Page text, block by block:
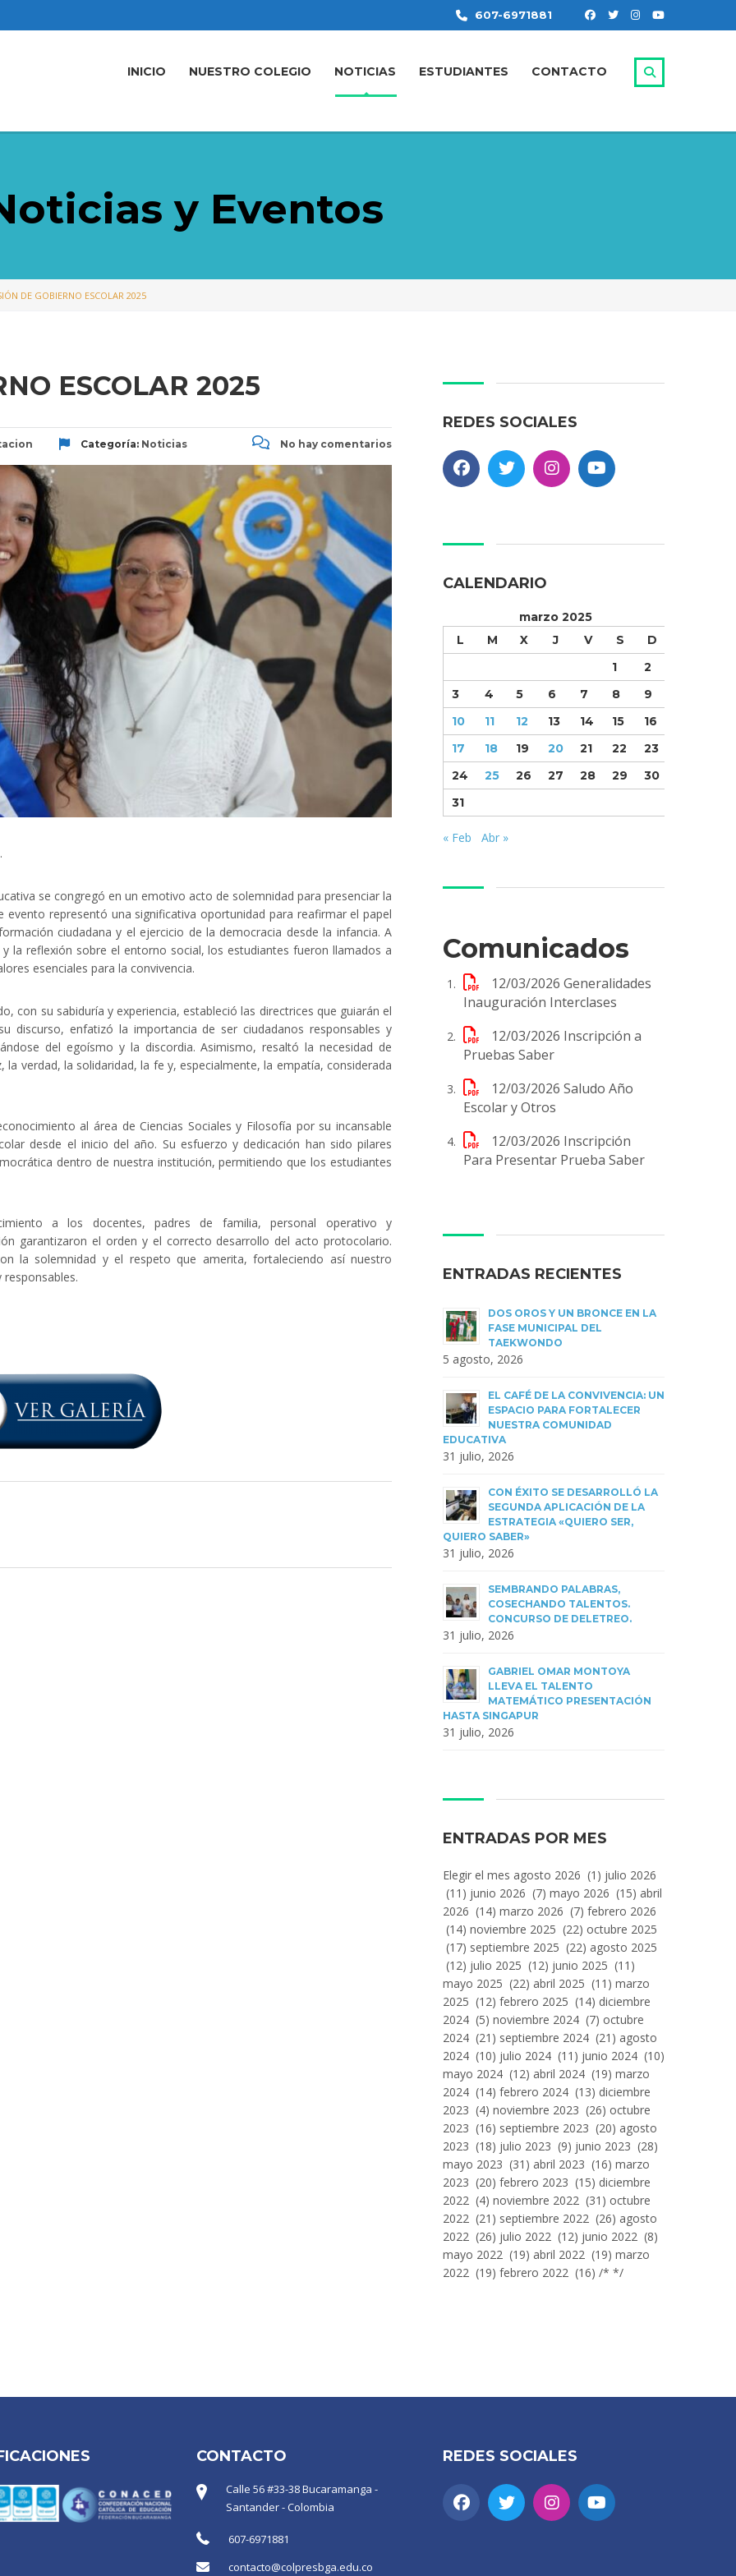
607-6971881
INICIO NUESTRO COLEGIO NOTICIAS ESTUDIANTES CONTACTO
y Eventos
DE GOBIERNO ESCOLAR 2025
ESCOLAR 2025
Categoría: Noticias No hay comentarios
se congregó en un emotivo acto de solemnidad para presenciar la
evento representó una significativa oportunidad para reafirmar el papel
ciudadana y el ejercicio de la democracia desde la infancia. A
la reflexión sobre el entorno social, los estudiantes fueron llamados a
esenciales para la convivencia.
con su sabiduría y experiencia, estableció las directrices que guiarán el
discurso, enfatizó la importancia de ser ciudadanos responsables y
del egoísmo y la discordia. Asimismo, resaltó la necesidad de
verdad, la solidaridad, la fe y, especialmente, la empatía, considerada
al área de Ciencias Sociales y Filosofía por su incansable
desde el inicio del año. Su esfuerzo y dedicación han sido pilares
dentro de nuestra institución, permitiendo que los estudiantes
a los docentes, padres de familia, personal operativo y
garantizaron el orden y el correcto desarrollo del acto protocolario.
la solemnidad y el respeto que amerita, fortaleciendo así nuestro
REDES SOCIALES
CALENDARIO
marzo 2025
L
M X J V S
D
1
2
3
4 5 6 7 8
9
10
11 12 13 14 15
16
17
18 19 20 21 22
23
24
25 26 27 28 29
30
31
« Feb Abr »
Comunicados
12/03/2026 Generalidades
Inauguración Interclases
12/03/2026 Inscripción a
Pruebas Saber
12/03/2026 Saludo Año
Escolar y Otros
12/03/2026 Inscripción
Para Presentar Prueba Saber
ENTRADAS RECIENTES
DOS OROS Y UN BRONCE EN LA
FASE MUNICIPAL DEL
TAEKWONDO
5 agosto, 2026
EL CAFÉ DE LA CONVIVENCIA: UN
ESPACIO PARA FORTALECER
NUESTRA COMUNIDAD
EDUCATIVA
31 julio, 2026
CON ÉXITO SE DESARROLLÓ LA
SEGUNDA APLICACIÓN DE LA
ESTRATEGIA «QUIERO SER,
QUIERO SABER»
31 julio, 2026
SEMBRANDO PALABRAS,
COSECHANDO TALENTOS.
CONCURSO DE DELETREO.
31 julio, 2026
GABRIEL OMAR MONTOYA
LLEVA EL TALENTO
MATEMÁTICO PRESENTACIÓN
HASTA SINGAPUR
31 julio, 2026
ENTRADAS POR MES
Entradas
Por
Mes
Elegir el mes agosto 2026 (1) julio 2026
(11) junio 2026 (7) mayo 2026 (15) abril
2026 (14) marzo 2026 (7) febrero 2026
(14) noviembre 2025 (22) octubre 2025
(17) septiembre 2025 (22) agosto 2025
(12) julio 2025 (12) junio 2025 (11)
mayo 2025 (22) abril 2025 (11) marzo
2025 (12) febrero 2025 (14) diciembre
2024 (5) noviembre 2024 (7) octubre
2024 (21) septiembre 2024 (21) agosto
2024 (10) julio 2024 (11) junio 2024 (10)
mayo 2024 (12) abril 2024 (19) marzo
2024 (14) febrero 2024 (13) diciembre
2023 (4) noviembre 2023 (26) octubre
2023 (16) septiembre 2023 (20) agosto
2023 (18) julio 2023 (9) junio 2023 (28)
mayo 2023 (31) abril 2023 (16) marzo
2023 (20) febrero 2023 (15) diciembre
2022 (4) noviembre 2022 (31) octubre
2022 (21) septiembre 2022 (26) agosto
2022 (26) julio 2022 (12) junio 2022 (8)
mayo 2022 (19) abril 2022 (19) marzo
2022 (19) febrero 2022 (16) /* */
CONTACTO
Calle 56 #33-38 Bucaramanga -
Santander - Colombia
607-6971881
contacto@colpresbga.edu.co
REDES SOCIALES